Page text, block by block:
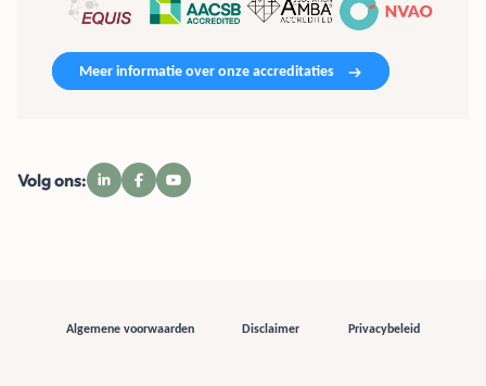
Meer informatie over onze accreditaties
Volg ons:
Algemene voorwaarden Disclaimer Privacybeleid